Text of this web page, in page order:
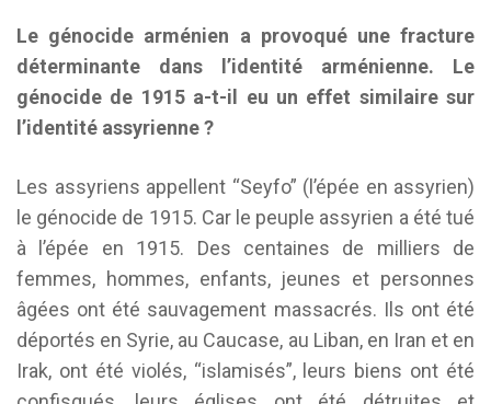
Le génocide arménien a provoqué une fracture
déterminante dans l’identité arménienne. Le
génocide de 1915 a-t-il eu un effet similaire sur
l’identité assyrienne ?
Les assyriens appellent “Seyfo” (l’épée en assyrien)
le génocide de 1915. Car le peuple assyrien a été tué
à l’épée en 1915. Des centaines de milliers de
femmes, hommes, enfants, jeunes et personnes
âgées ont été sauvagement massacrés. Ils ont été
déportés en Syrie, au Caucase, au Liban, en Iran et en
Irak, ont été violés, “islamisés”, leurs biens ont été